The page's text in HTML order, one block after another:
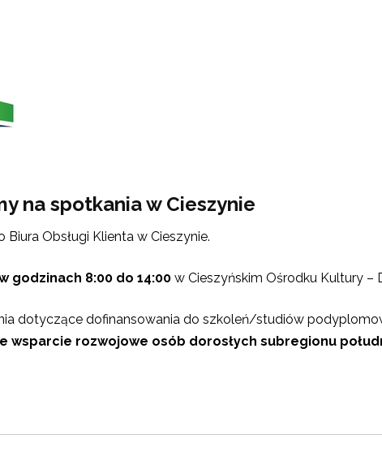
na spotkania w Cieszynie
Obsługi Klienta w Cieszynie.
godzinach 8:00 do 14:00 w Cieszyńskim Ośrodku Kultury –
dotyczące dofinansowania do szkoleń/studiów
wsparcie rozwojowe osób dorosłych subregionu